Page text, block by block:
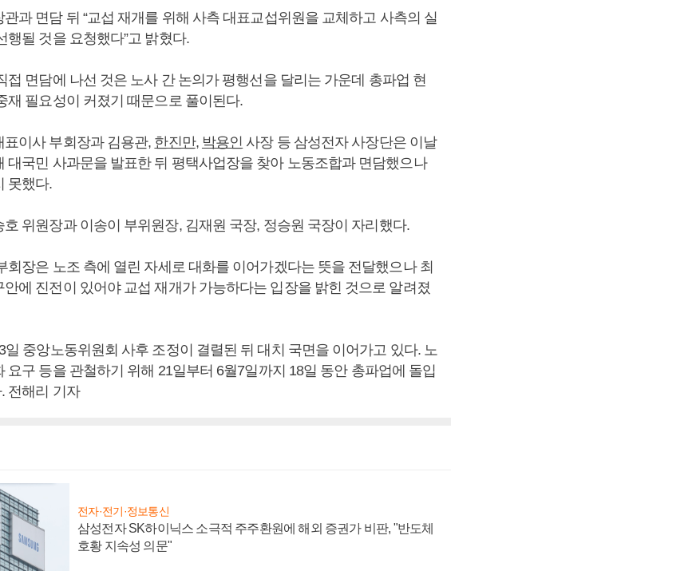
과 면담 뒤 “교섭 재개를 위해 사측 대표교섭위원을 교체하고 사측의 실
행될 것을 요청했다”고 밝혔다.
접 면담에 나선 것은 노사 간 논의가 평행선을 달리는 가운데 총파업 현
재 필요성이 커졌기 때문으로 풀이된다.
표이사 부회장과 김용관, 한진만, 박용인 사장 등 삼성전자 사장단은 이날
대국민 사과문을 발표한 뒤 평택사업장을 찾아 노동조합과 면담했으나
못했다.
위원장과 이송이 부위원장, 김재원 국장, 정승원 국장이 자리했다.
회장은 노조 측에 열린 자세로 대화를 이어가겠다는 뜻을 전달했으나 최
에 진전이 있어야 교섭 재개가 가능하다는 입장을 밝힌 것으로 알려졌
일 중앙노동위원회 사후 조정이 결렬된 뒤 대치 국면을 이어가고 있다. 노
요구 등을 관철하기 위해 21일부터 6월7일까지 18일 동안 총파업에 돌입
전해리 기자
전자·전기·정보통신
삼성전자 SK하이닉스 소극적 주주환원에 해외 증권가 비판, "반도체
호황 지속성 의문"